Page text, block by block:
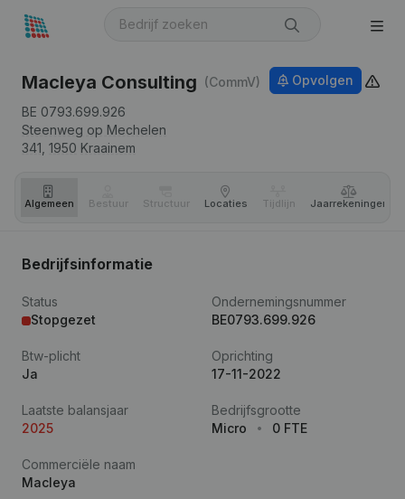
Macleya Consulting (CommV)
BE 0793.699.926
Steenweg op Mechelen
341, 1950 Kraainem
Opvolgen
Algemeen Bestuur Structuur Locaties Tijdlijn Jaar­rekeningen
Bedrijfsinformatie
Status
Stopgezet
Ondernemingsnummer
BE0793.699.926
Btw-plicht
Ja
Oprichting
17-11-2022
Laatste balansjaar
2025
Bedrijfsgrootte
Micro
0 FTE
Commerciële naam
Macleya